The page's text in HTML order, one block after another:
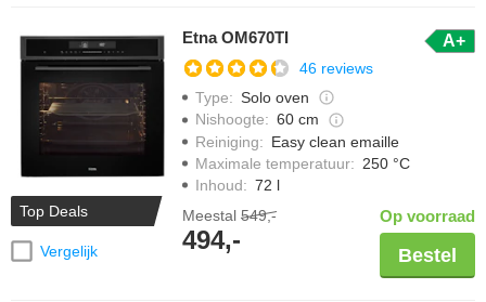
Top Deals
Vergelijk
Etna OM670TI A+
46 reviews
Type: Solo oven
Nishoogte: 60 cm
Reiniging: Easy clean emaille
Maximale temperatuur: 250 °C
Inhoud: 72 l
Meestal 549,-
494,-
Op voorraad
Bestel